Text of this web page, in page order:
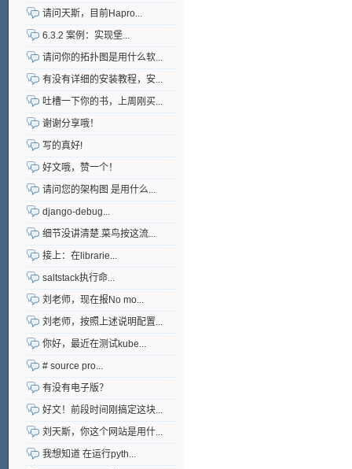
请问天斯，目前Hapro...
6.3.2 案例：实现堡...
请问你的拓扑图是用什么软...
有没有详细的安装教程，安...
吐槽一下你的书，上周刚买...
谢谢分享哦！
写的真好!
好文哦，赞一个！
请问您的架构图 是用什么...
django-debug...
细节没讲清楚.菜鸟按这流...
接上：在librarie...
saltstack执行命...
刘老师，现在报No mo...
刘老师，按照上述说明配置...
你好，最近在测试kube...
# source pro...
有没有电子版？
好文！前段时间刚搞定这块...
刘天斯，你这个网站是用什...
我想知道 在运行pyth...